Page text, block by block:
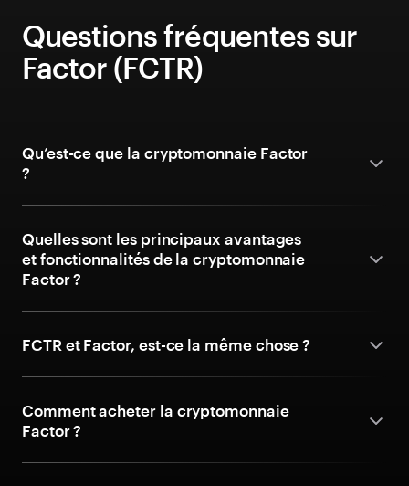
Questions fréquentes sur
Factor (FCTR)
Qu’est-ce que la cryptomonnaie Factor
?
Quelles sont les principaux avantages
et fonctionnalités de la cryptomonnaie
Factor ?
FCTR et Factor, est-ce la même chose ?
Comment acheter la cryptomonnaie
Factor ?